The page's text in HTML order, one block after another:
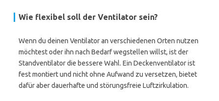
Wie flexibel soll der Ventilator sein?
Wenn du deinen Ventilator an verschiedenen Orten nutzen
möchtest oder ihn nach Bedarf wegstellen willst, ist der
Standventilator die bessere Wahl. Ein Deckenventilator ist
fest montiert und nicht ohne Aufwand zu versetzen, bietet
dafür aber dauerhafte und störungsfreie Luftzirkulation.